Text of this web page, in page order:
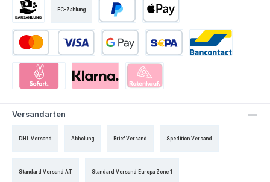
EC-Zahlung
Versandarten
DHL Versand Abholung Brief Versand Spedition Versand
Standard Versand AT Standard Versand Europa Zone 1